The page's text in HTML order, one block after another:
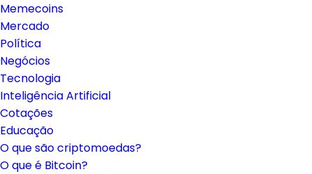
Memecoins
Mercado
Política
Negócios
Tecnologia
Inteligência Artificial
Cotações
Educação
O que são criptomoedas?
O que é Bitcoin?